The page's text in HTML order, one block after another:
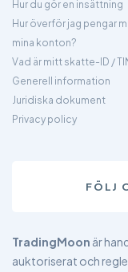
Hur du gör en insättning
Hur överför jag pengar
mina konton?
Vad är mitt skatte-ID /
Generell information
Juridiska dokument
Privacy policy
FÖLJ
TradingMoon är
auktoriserat och